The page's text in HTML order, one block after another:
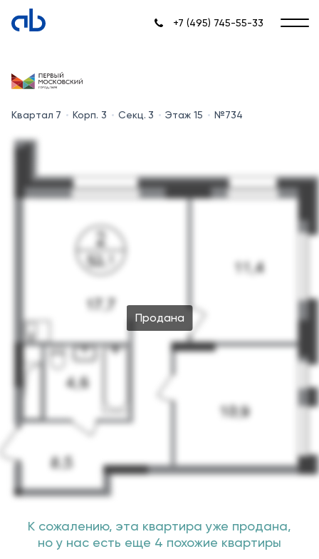
+7 (495) 745-55-33
Квартал 7 Корп. 3 Секц. 3 Этаж 15 №734
Продана
К сожалению, эта квартира уже продана,
но у нас есть еще 4 похожие квартиры